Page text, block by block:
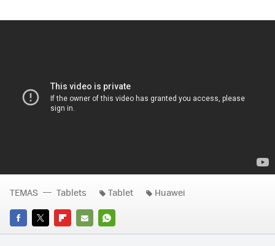
FACEBOOK
TWITTERFLIPBOARD
E-
WHATSAPP
TEMAS Tablets Tablet Huawei